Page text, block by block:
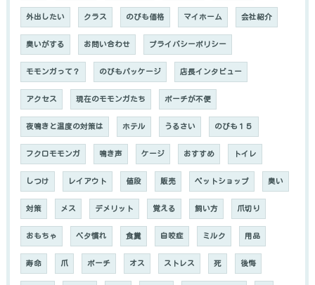
外出したい クラス のびも価格 マイホーム 会社紹介
臭いがする お問い合わせ プライバシーポリシー
モモンガって？ のびもパッケージ 店長インタビュー
アクセス 現在のモモンガたち ポーチが不便
夜鳴きと温度の対策は ホテル うるさい のびも１５
フクロモモンガ 鳴き声 ケージ おすすめ トイレ
しつけ レイアウト 値段 販売 ペットショップ 臭い
対策 メス デメリット 覚える 飼い方 爪切り
おもちゃ ベタ慣れ 食糞 自咬症 ミルク 用品
寿命 爪 ポーチ オス ストレス 死 後悔